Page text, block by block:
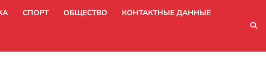
СПОРТ ОБЩЕСТВО КОНТАКТНЫЕ ДАННЫЕ